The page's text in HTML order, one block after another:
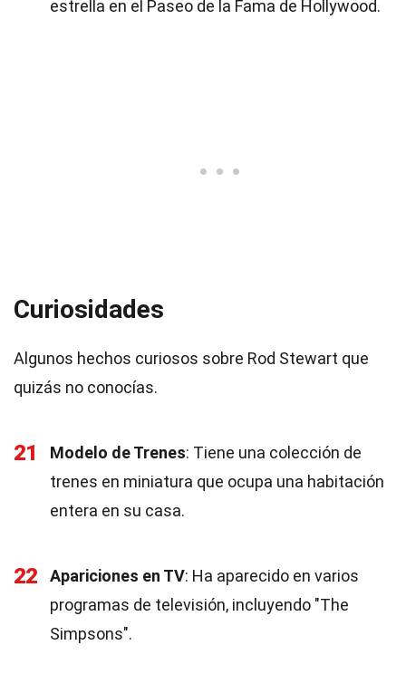
estrella en el Paseo de la Fama de Hollywood.
Curiosidades
Algunos hechos curiosos sobre Rod Stewart que
quizás no conocías.
21 Modelo de Trenes: Tiene una colección de
trenes en miniatura que ocupa una habitación
entera en su casa.
22 Apariciones en TV: Ha aparecido en varios
programas de televisión, incluyendo "The
Simpsons".